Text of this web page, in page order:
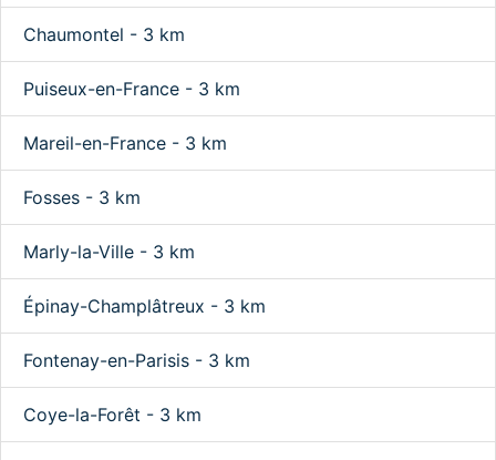
Chaumontel - 3 km
Puiseux-en-France - 3 km
Mareil-en-France - 3 km
Fosses - 3 km
Marly-la-Ville - 3 km
Épinay-Champlâtreux - 3 km
Fontenay-en-Parisis - 3 km
Coye-la-Forêt - 3 km